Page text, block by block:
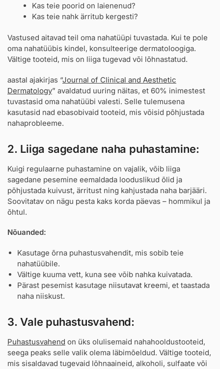
Kas teie poorid on laienenud?
Kas teie nahk ärritub kergesti?
Vastused aitavad teil oma nahatüüpi tuvastada. Kui te pole
oma nahatüübis kindel, konsulteerige dermatoloogiga.
Vältige tooteid, mis on liiga tugevad või lõhnastatud.
aastal ajakirjas “Journal of Clinical and Aesthetic
Dermatology” avaldatud uuring näitas, et 60% inimestest
tuvastasid oma nahatüübi valesti. Selle tulemusena
kasutasid nad ebasobivaid tooteid, mis võisid põhjustada
nahaprobleeme.
2. Liiga sagedane naha puhastamine:
Kuigi regulaarne puhastamine on vajalik, võib liiga
sagedane pesemine eemaldada looduslikud õlid ja
põhjustada kuivust, ärritust ning kahjustada naha barjääri.
Soovitatav on nägu pesta kaks korda päevas – hommikul ja
õhtul.
Nõuanded:
Kasutage õrna puhastusvahendit, mis sobib teie
nahatüübile.
Vältige kuuma vett, kuna see võib nahka kuivatada.
Pärast pesemist kasutage niisutavat kreemi, et taastada
naha niiskust.
3. Vale puhastusvahend:
Puhastusvahend on üks olulisemaid nahahooldustooteid,
seega peaks selle valik olema läbimõeldud. Vältige tooteid,
mis sisaldavad tugevaid lõhnaaineid, alkoholi, sulfaate või